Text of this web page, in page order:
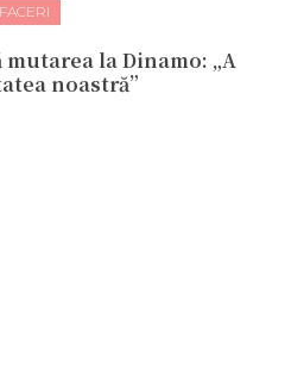
la Dinamo: „A
noastră”